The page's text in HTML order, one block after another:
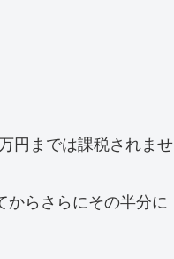
円までは課税されませ
からさらにその半分に